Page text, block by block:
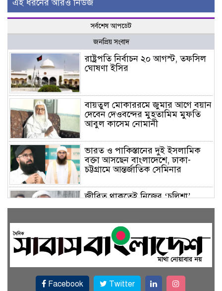
এই ধরনের আরও নিউজ
সর্বশেষ আপডেট
জনপ্রিয় সংবাদ
রাষ্ট্রপতি নির্বাচন ২০ আগস্ট, তফসিল
ঘোষণা ইসির
বায়তুল মোকাররমে জুমার আগে বয়ান
দেবেন দেওবন্দের মুহতামিম মুফতি
আবুল কাসেম নোমানী
ভারত ও পাকিস্তানের দুই ইসলামিক
বক্তা আসছেন বাংলাদেশে, ঢাকা-
চট্টগ্রামে আন্তর্জাতিক সেমিনার
জীবিত থাকতেই নিজের ‘চল্লিশা’
করলেন বৃদ্ধ, খেলেন ২ হাজার মানুষ
বালিয়াকান্দিতে উপজেলা প্রশাসনের
আয়োজনে জুলাই গণঅভ্যুত্থান দিবস
একই জমিতে ধান, পাট, মাছ ও সবজি
Facebook Twitter